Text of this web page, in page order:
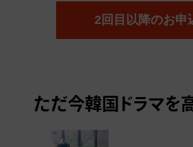
2回目以降のお申
ただ今韓国ドラマを